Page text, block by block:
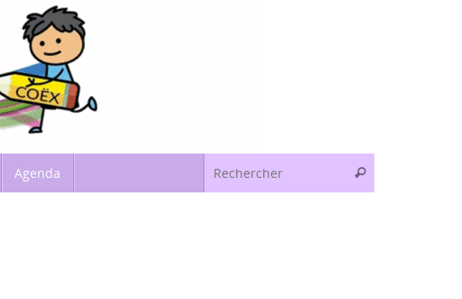
Agenda Rechercher